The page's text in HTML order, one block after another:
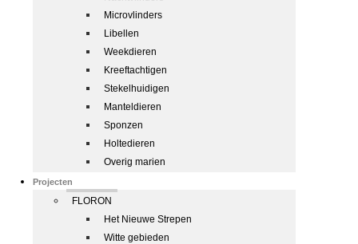
Microvlinders
Libellen
Weekdieren
Kreeftachtigen
Stekelhuidigen
Manteldieren
Sponzen
Holtedieren
Overig marien
Projecten
FLORON
Het Nieuwe Strepen
Witte gebieden